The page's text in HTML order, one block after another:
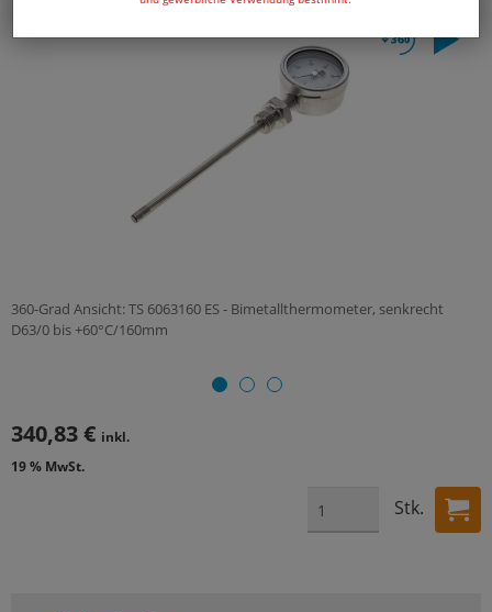
360-Grad Ansicht: TS 6063160 ES - Bimetallthermometer, senkrecht
D63/0 bis +60°C/160mm
340,83 € inkl.
19 % MwSt.
Stk.